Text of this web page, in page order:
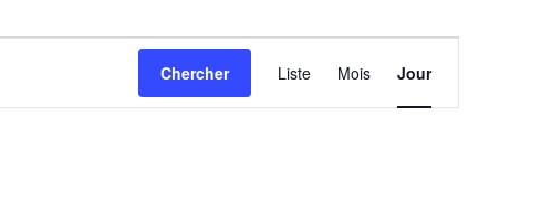
Chercher
de
vues
Liste Mois Jour